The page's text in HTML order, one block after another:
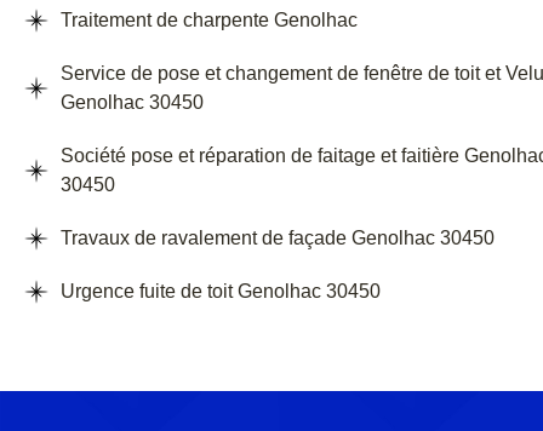
Traitement de charpente Genolhac
Service de pose et changement de fenêtre de toit et
Genolhac 30450
Société pose et réparation de faitage et faitière
30450
Travaux de ravalement de façade Genolhac 30450
Urgence fuite de toit Genolhac 30450